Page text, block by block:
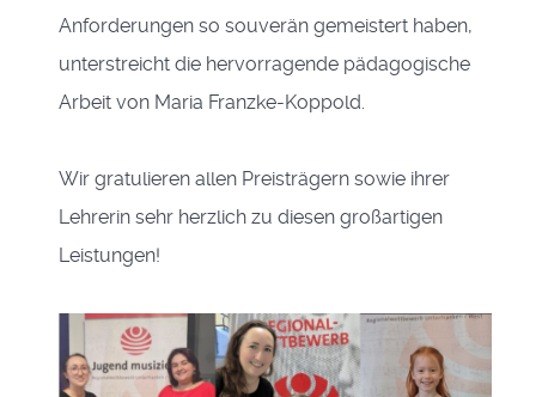
Anforderungen so souverän gemeistert haben,
unterstreicht die hervorragende pädagogische
Arbeit von Maria Franzke-Koppold.
Wir gratulieren allen Preisträgern sowie ihrer
Lehrerin sehr herzlich zu diesen großartigen
Leistungen!